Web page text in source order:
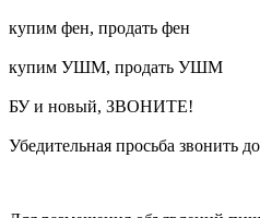
купим фен, продать фен
купим УШМ, продать УШМ
БУ и новый, ЗВОНИТЕ!
Убедительная просьба звонить